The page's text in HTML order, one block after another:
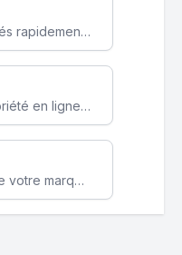
Attirez des clients ciblés rapidement avec des campagnes publicitaires payantes optimisées pour vos objectifs.
Augmentez votre notoriété en ligne et stimulez la croissance de votre entreprise grâce à une stratégie sociale sur mesure.
Renforcez l’identité de votre marque avec un design unique qui capte l’attention et engage vos clients.